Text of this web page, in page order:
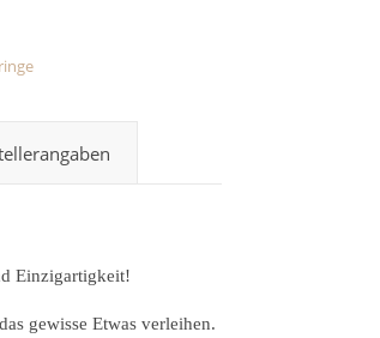
Einzigartigkeit!
gewisse Etwas verleihen.